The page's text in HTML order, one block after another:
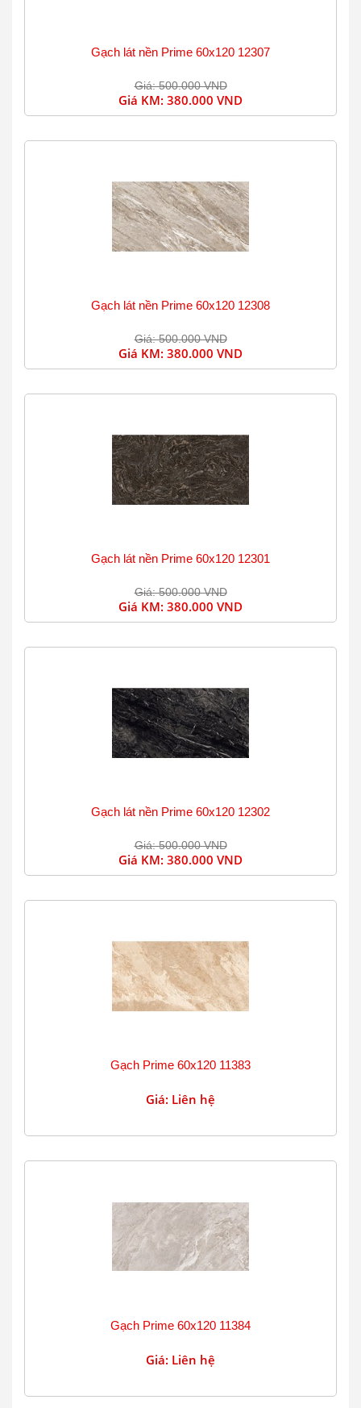
Gạch lát nền Prime 60x120 12307
Giá: 500.000 VND
Giá KM: 380.000 VND
Gạch lát nền Prime 60x120 12308
Giá: 500.000 VND
Giá KM: 380.000 VND
Gạch lát nền Prime 60x120 12301
Giá: 500.000 VND
Giá KM: 380.000 VND
Gạch lát nền Prime 60x120 12302
Giá: 500.000 VND
Giá KM: 380.000 VND
Gạch Prime 60x120 11383
Giá: Liên hệ
Gạch Prime 60x120 11384
Giá: Liên hệ